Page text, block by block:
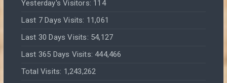
Yesterday's Visitors: 114
Last 7 Days Visits: 11,061
Last 30 Days Visits: 54,127
Last 365 Days Visits:444,466
Total Visits: 1,243,262